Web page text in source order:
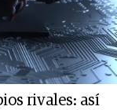
rivales: así